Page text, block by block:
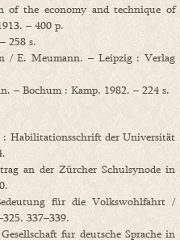
of the economy and technique of
– 400 p.
258 s.
/ E. Meumann. – Leipzig : Verlag
– Bochum : Kamp, 1982. – 224 s.
: Habilitationsschrift der Universität
an der Zürcher Schulsynode in
für die Volkswohlfahrt /
337–339.
fur deutsche Sprache in